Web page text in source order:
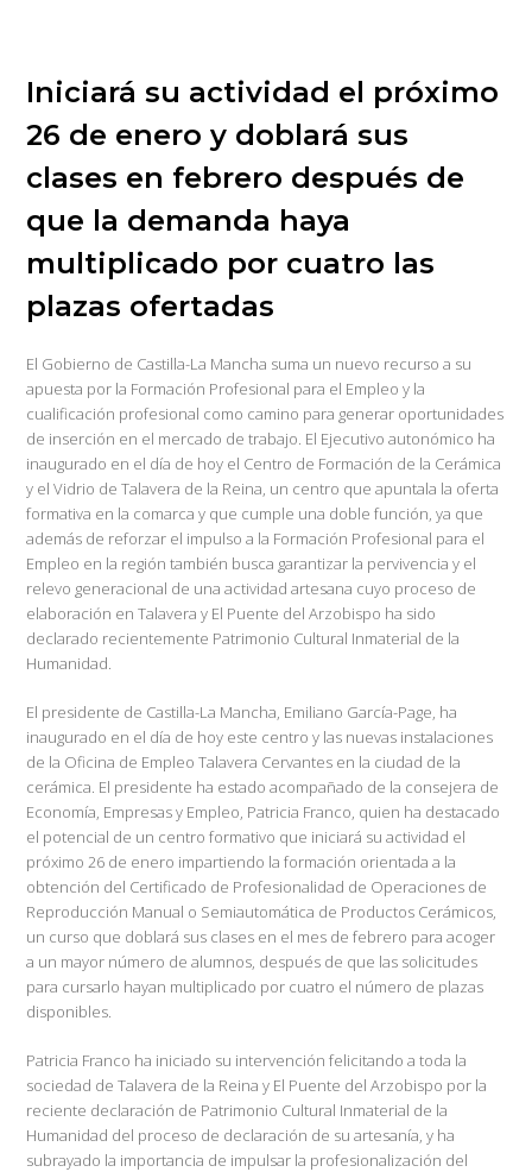
Iniciará su actividad el próximo
26 de enero y doblará sus
clases en febrero después de
que la demanda haya
multiplicado por cuatro las
plazas ofertadas
El Gobierno de Castilla-La Mancha suma un nuevo recurso a su
apuesta por la Formación Profesional para el Empleo y la
cualificación profesional como camino para generar oportunidades
de inserción en el mercado de trabajo. El Ejecutivo autonómico ha
inaugurado en el día de hoy el Centro de Formación de la Cerámica
y el Vidrio de Talavera de la Reina, un centro que apuntala la oferta
formativa en la comarca y que cumple una doble función, ya que
además de reforzar el impulso a la Formación Profesional para el
Empleo en la región también busca garantizar la pervivencia y el
relevo generacional de una actividad artesana cuyo proceso de
elaboración en Talavera y El Puente del Arzobispo ha sido
declarado recientemente Patrimonio Cultural Inmaterial de la
Humanidad.
El presidente de Castilla-La Mancha, Emiliano García-Page, ha
inaugurado en el día de hoy este centro y las nuevas instalaciones
de la Oficina de Empleo Talavera Cervantes en la ciudad de la
cerámica. El presidente ha estado acompañado de la consejera de
Economía, Empresas y Empleo, Patricia Franco, quien ha destacado
el potencial de un centro formativo que iniciará su actividad el
próximo 26 de enero impartiendo la formación orientada a la
obtención del Certificado de Profesionalidad de Operaciones de
Reproducción Manual o Semiautomática de Productos Cerámicos,
un curso que doblará sus clases en el mes de febrero para acoger
a un mayor número de alumnos, después de que las solicitudes
para cursarlo hayan multiplicado por cuatro el número de plazas
disponibles.
Patricia Franco ha iniciado su intervención felicitando a toda la
sociedad de Talavera de la Reina y El Puente del Arzobispo por la
reciente declaración de Patrimonio Cultural Inmaterial de la
Humanidad del proceso de declaración de su artesanía, y ha
subrayado la importancia de impulsar la profesionalización del